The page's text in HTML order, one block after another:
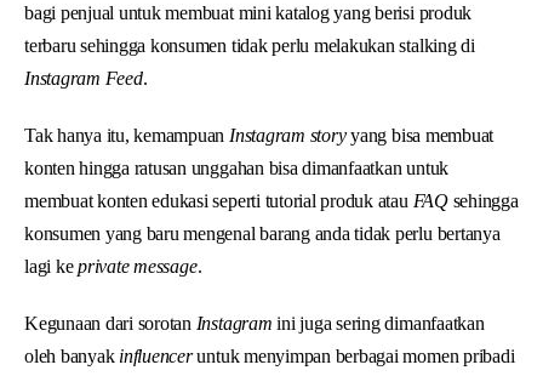
bagi penjual untuk membuat mini katalog yang berisi produk
terbaru sehingga konsumen tidak perlu melakukan stalking di
Instagram Feed.
Tak hanya itu, kemampuan Instagram storyyang bisa membuat
konten hingga ratusan unggahan bisa dimanfaatkan untuk
membuat konten edukasi seperti tutorial produk atau FAQsehingga
konsumen yang baru mengenal barang anda tidak perlu bertanya
lagi keprivate message.
Kegunaan dari sorotan Instagram ini juga sering dimanfaatkan
oleh banyak influenceruntuk menyimpan berbagai momen pribadi